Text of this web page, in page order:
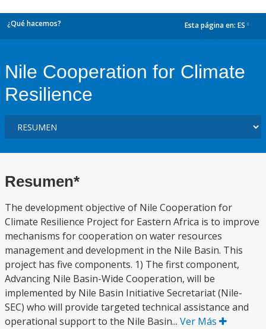
¿Qué hacemos? Esta página en: ES
Nile Cooperation for Climate
Resilience
Resumen*
The development objective of Nile Cooperation for
Climate Resilience Project for Eastern Africa is to improve
mechanisms for cooperation on water resources
management and development in the Nile Basin. This
project has five components. 1) The first component,
Advancing Nile Basin-Wide Cooperation, will be
implemented by Nile Basin Initiative Secretariat (Nile-
SEC) who will provide targeted technical assistance and
operational support to the Nile Basin... Ver Más